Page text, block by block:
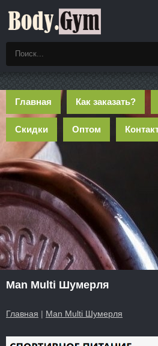
Главная Как заказать?
Скидки Оптом
Man Multi Шумерля
Главная | Man Multi Шумерля